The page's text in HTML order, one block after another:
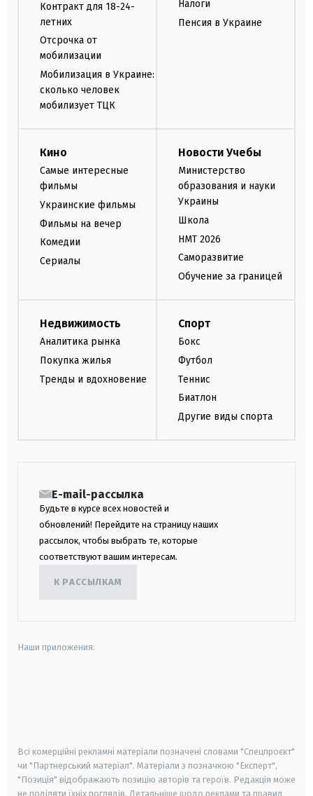
Контракт для 18-24-
летних
Отсрочка от
мобилизации
Мобилизация в Украине:
сколько человек
мобилизует ТЦК
Налоги
Пенсия в Украине
Кино
Самые интересные
фильмы
Украинские фильмы
Фильмы на вечер
Комедии
Сериалы
Новости Учебы
Министерство
образования и науки
Украины
Школа
НМТ 2026
Саморазвитие
Обучение за границей
Недвижимость
Аналитика рынка
Покупка жилья
Тренды и вдохновение
Спорт
Бокс
Футбол
Теннис
Биатлон
Другие виды спорта
E-mail-рассылка
Будьте в курсе всех новостей и
обновлений! Перейдите на страницу наших
рассылок, чтобы выбрать те, которые
соответствуют вашим интересам.
К РАССЫЛКАМ
Наши приложения:
Всі комерційні рекламні матеріали позначені словами "Спецпроєкт"
чи "Партнерський матеріал". Матеріали з позначкою "Експерт",
"Позиція" відображають позицію авторів та героїв. Редакція може
не поділяти їхніх поглядів. Детальніше щодо реклами та правил